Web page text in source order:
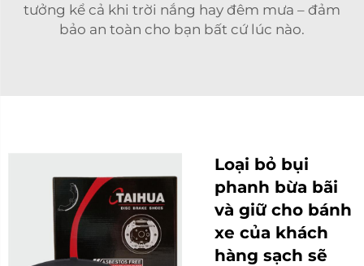
tưởng kể cả khi trời nắng hay đêm mưa – đảm
bảo an toàn cho bạn bất cứ lúc nào.
Loại bỏ bụi
phanh bừa bãi
và giữ cho bánh
xe của khách
hàng sạch sẽ